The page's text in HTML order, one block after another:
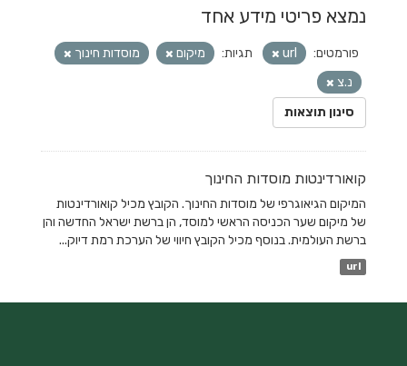
נמצא פריטי מידע אחד
פורמטים: url תגיות: מיקום
מוסדות חינוך
נ.צ
סינון תוצאות
קואורדינטות מוסדות החינוך
המיקום הגיאוגרפי של מוסדות החינוך. הקובץ מכיל קואורדינטות
של מיקום שער הכניסה הראשי למוסד, הן ברשת ישראל החדשה והן
ברשת העולמית. בנוסף מכיל הקובץ חיווי של הערכת רמת דיוק...
url